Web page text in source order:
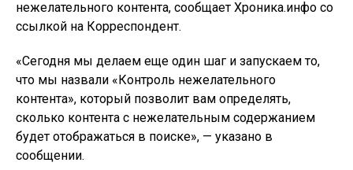
нежелательного контента, сообщает Хроника.инфо со
ссылкой на Корреспондент.
«Сегодня мы делаем еще один шаг и запускаем то,
что мы назвали «Контроль нежелательного
контента», который позволит вам определять,
сколько контента с нежелательным содержанием
будет отображаться в поиске», — указано в
сообщении.